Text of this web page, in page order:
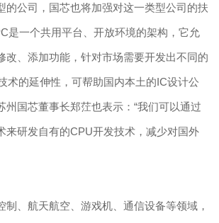
的公司，国芯也将加强对这一类型公司的扶
是一个共用平台、开放环境的架构，它允
改、添加功能，针对市场需要开发出不同的
术的延伸性，可帮助国内本土的IC设计公
州国芯董事长郑茳也表示：“我们可以通过
来研发自有的CPU开发技术，减少对国外
制、航天航空、游戏机、通信设备等领域，